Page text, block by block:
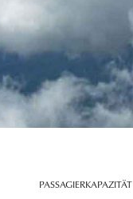
PASSAGIERKAPAZITÄT